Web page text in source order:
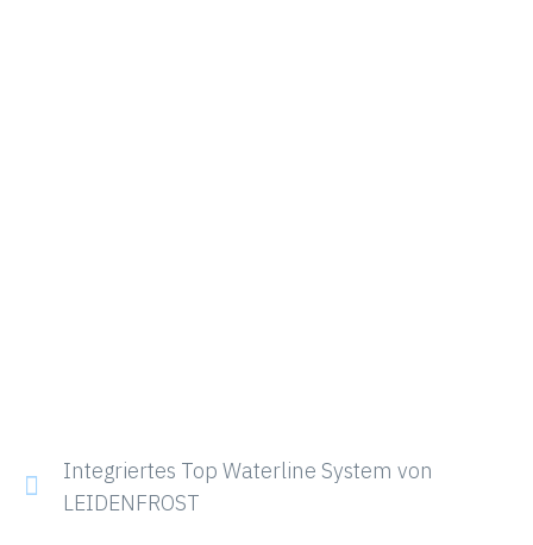
Integriertes Top Waterline System von
LEIDENFROST